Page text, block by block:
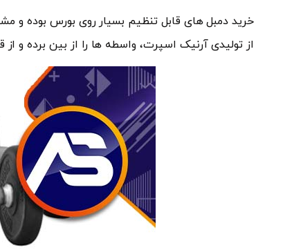
خرید دمبل های قابل تنظیم بسیار روی بورس بوده و
از تولیدی آرنیک اسپرت، واسطه ها را از بین برده و